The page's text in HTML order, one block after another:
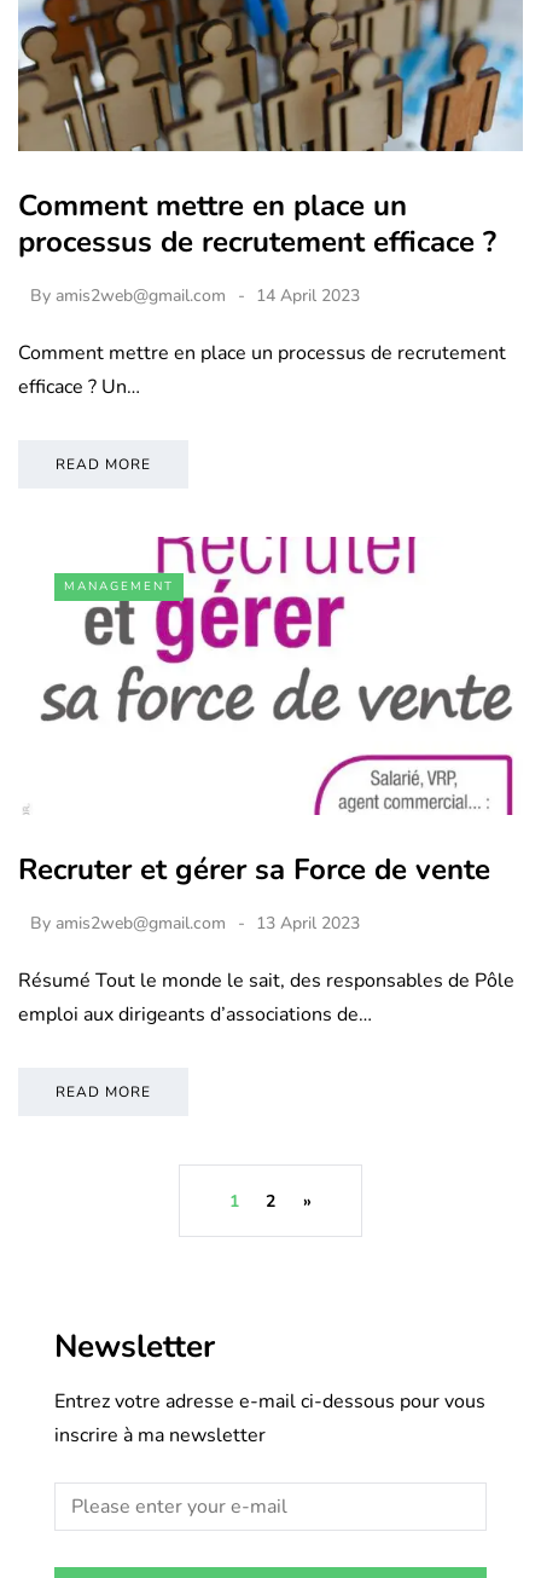
Comment mettre en place un
processus de recrutement efficace ?
By amis2web@gmail.com 14 April 2023
Comment mettre en place un processus de recrutement
efficace ? Un…
READ MORE
MANAGEMENT
Recruter et gérer sa Force de vente
By amis2web@gmail.com 13 April 2023
Résumé Tout le monde le sait, des responsables de Pôle
emploi aux dirigeants d’associations de…
READ MORE
1 2 »
Newsletter
Entrez votre adresse e-mail ci-dessous pour vous
inscrire à ma newsletter